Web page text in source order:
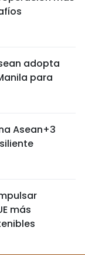
adopta
para
Asean+3
más